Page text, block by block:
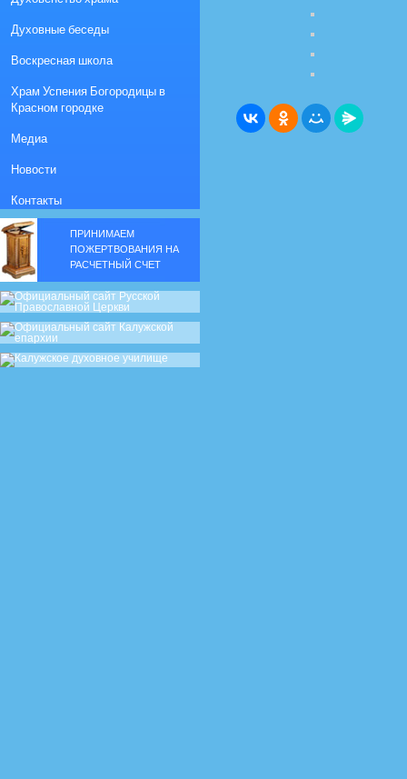
Духовные беседы
Воскресная школа
Храм Успения Богородицы в
Красном городке
Медиа
Новости
Контакты
ПРИНИМАЕМ
ПОЖЕРТВОВАНИЯ НА
РАСЧЕТНЫЙ СЧЕТ